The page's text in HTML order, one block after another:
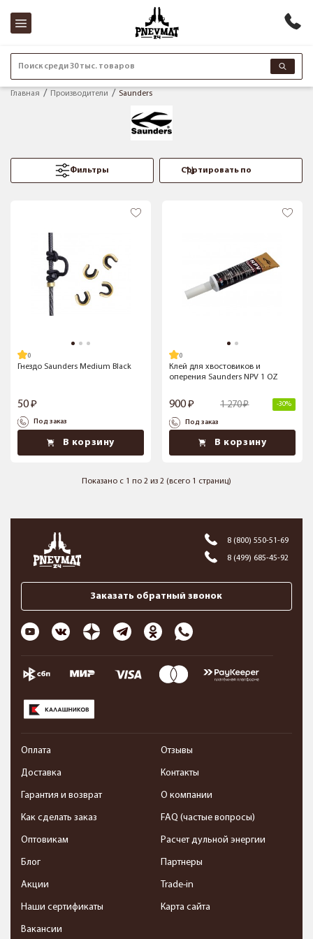
Поиск среди 30 тыс. товаров
Главная Производители Saunders
Фильтры
Гнездо Saunders Medium Black
50
Под заказ
В корзину
Клей для хвостовиков и
оперения Saunders NPV 1 OZ
900 1 270 -30%
Под заказ
В корзину
Показано с 1 по 2 из 2 (всего 1 страниц)
8 (800) 550-51-69
8 (499) 685-45-92
Заказать обратный звонок
Оплата
Доставка
Гарантия и возврат
Как сделать заказ
Оптовикам
Блог
Акции
Наши сертификаты
Вакансии
Отзывы
Контакты
О компании
FAQ (частые вопросы)
Расчет дульной энергии
Партнеры
Trade-in
Карта сайта